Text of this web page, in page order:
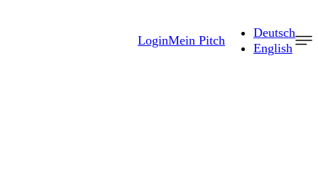
LoginMein Pitch
Deutsch
English